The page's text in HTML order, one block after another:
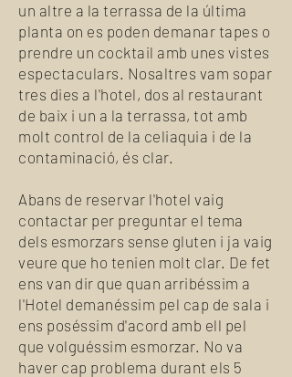
un altre a la terrassa de la última
planta on es poden demanar tapes o
prendre un cocktail amb unes vistes
espectaculars. Nosaltres vam sopar
tres dies a l'hotel, dos al restaurant
de baix i un a la terrassa, tot amb
molt control de la celiaquia i de la
contaminació, és clar.
Abans de reservar l'hotel vaig
contactar per preguntar el tema
dels esmorzars sense gluten i ja vaig
veure que ho tenien molt clar. De fet
ens van dir que quan arribéssim a
l'Hotel demanéssim pel cap de sala i
ens poséssim d'acord amb ell pel
que volguéssim esmorzar. No va
haver cap problema durant els 5